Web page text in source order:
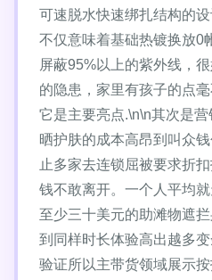
可速脱水快速绑扎结构的
不仅意味着基础热镀换放0
屏蔽95%以上的紫外线，
的隐患，家里有孩子的点
它是主要亮点.\n\n其次是
晒护肤的成本高昂到叫众
止多家去连锁屈被要求折
钱不敢离开。一个人平均
至少三十美元的助滩物遮
到同样时长体验高出越多
验证所以主带货领域展示